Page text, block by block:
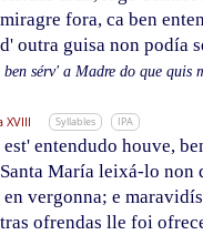
fora, ca ben
outra guisa non podía
ben sérv' a Madre do que quis
XVIII Syllables IPA
est' entendudo houve,
María leixá-lo non
en vergonna; e maravidís
ofrendas lle foi